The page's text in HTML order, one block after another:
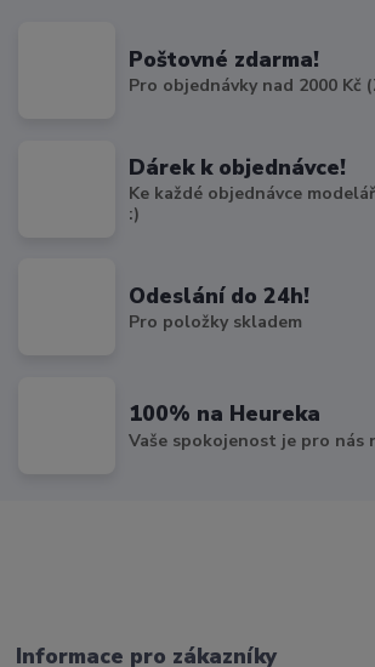
Poštovné zdarma!
Pro objednávky nad 2000 Kč
Dárek k objednávce!
Ke každé objednávce
:)
Odeslání do 24h!
Pro položky skladem
100% na Heureka
Vaše spokojenost je pro nás
Informace pro zákazníky